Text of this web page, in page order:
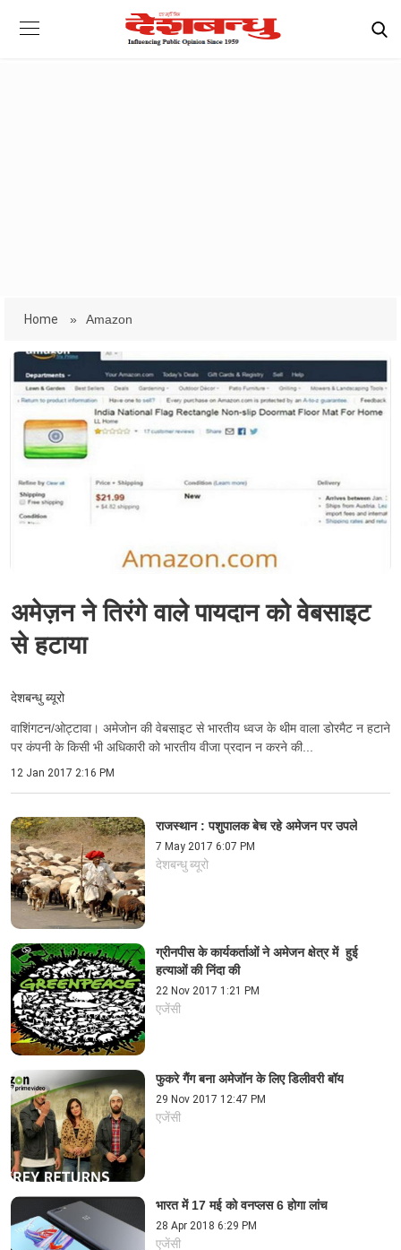
Home » Amazon
अमेज़न ने तिरंगे वाले पायदान को वेबसाइट
से हटाया
देशबन्धु ब्यूरो
वाशिंगटन/ओट्टावा। अमेजोन की वेबसाइट से भारतीय ध्वज के थीम वाला डोरमैट न हटाने
पर कंपनी के किसी भी अधिकारी को भारतीय वीजा प्रदान न करने की...
12 Jan 2017 2:16 PM
राजस्थान : पशुपालक बेच रहे अमेजन पर उपले
7 May 2017 6:07 PM
देशबन्धु ब्यूरो
ग्रीनपीस के कार्यकर्ताओं ने अमेजन क्षेत्र में हुई
हत्याओं की निंदा की
22 Nov 2017 1:21 PM
एजेंसी
फुकरे गैंग बना अमेजॉन के लिए डिलीवरी बॉय
29 Nov 2017 12:47 PM
एजेंसी
भारत में 17 मई को वनप्लस 6 होगा लांच
28 Apr 2018 6:29 PM
एजेंसी